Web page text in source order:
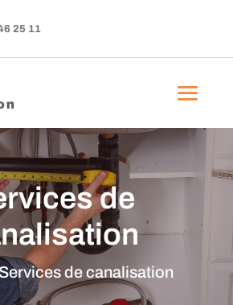
25 11
de
Services de canalisation